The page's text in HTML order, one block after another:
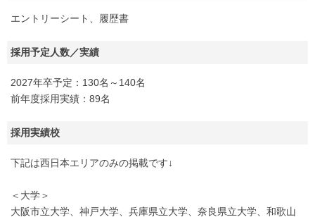
エントリーシート、履歴書
採用予定人数／実績
2027年卒予定：130名～140名
前年度採用実績：89名
採用実績校
下記は西日本エリアのみの掲載です↓
＜大学＞
大阪市立大学、神戸大学、兵庫県立大学、奈良県立大学、和歌山